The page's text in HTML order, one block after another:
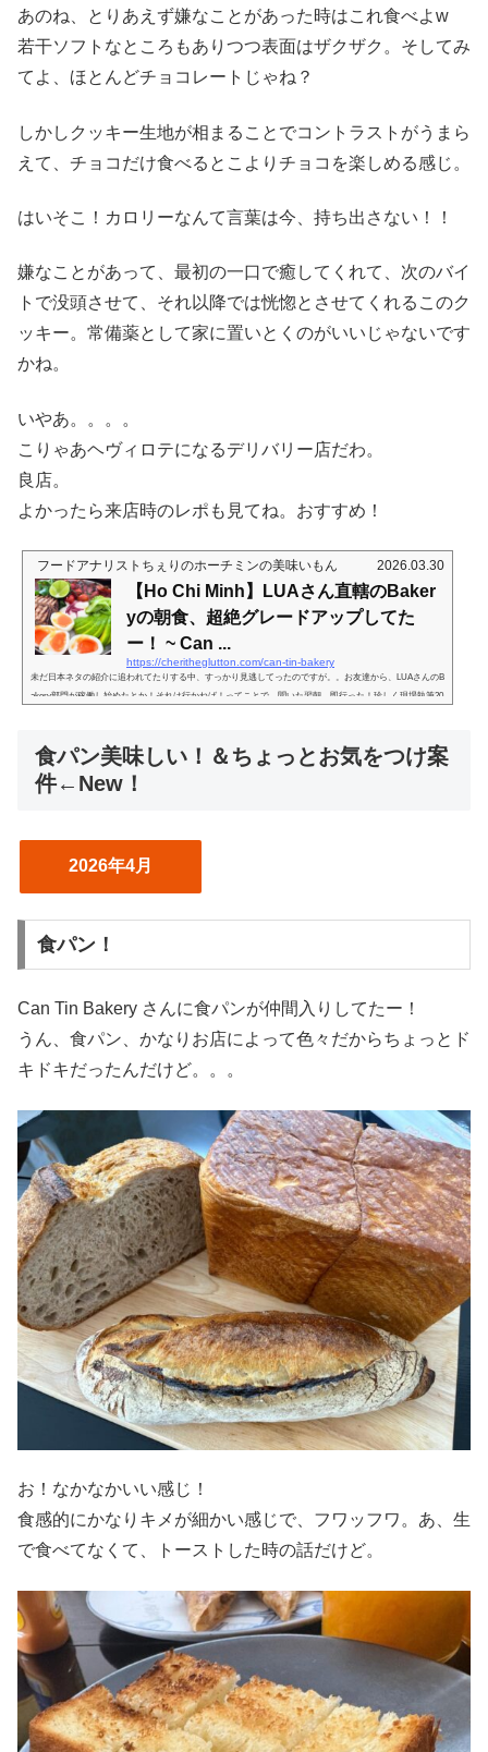
あのね、とりあえず嫌なことがあった時はこれ食べよw
若干ソフトなところもありつつ表面はザクザク。そしてみ
てよ、ほとんどチョコレートじゃね？
しかしクッキー生地が相まることでコントラストがうまら
えて、チョコだけ食べるとこよりチョコを楽しめる感じ。
はいそこ！カロリーなんて言葉は今、持ち出さない！！
嫌なことがあって、最初の一口で癒してくれて、次のバイ
トで没頭させて、それ以降では恍惚とさせてくれるこのク
ッキー。常備薬として家に置いとくのがいいじゃないです
かね。
いやあ。。。。
こりゃあヘヴィロテになるデリバリー店だわ。
良店。
よかったら来店時のレポも見てね。おすすめ！
フードアナリストちぇりのホーチミンの美味いもん 2026.03.30
【Ho Chi Minh】LUAさん直轄のBaker
yの朝食、超絶グレードアップしてた
ー！ ~ Can ...
https://cheritheglutton.com/can-tin-bakery
未だ日本ネタの紹介に追われてたりする中、すっかり見逃してったのですが。。お友達から、LUAさんのB
akery部門が稼働し始めたとか！それは行かねば！ってことで、聞いた翌朝、即行った！珍しく現場執筆20
こちらの門をくぐると右側奥に細い通路がありまして。そこを、どんどん奥に進んでいくとCan Tin baker
y。以前から思ってたけど...
食パン美味しい！＆ちょっとお気をつけ案
件←New！
2026年4月
食パン！
Can Tin Bakery さんに食パンが仲間入りしてたー！
うん、食パン、かなりお店によって色々だからちょっとド
キドキだったんだけど。。。
お！なかなかいい感じ！
食感的にかなりキメが細かい感じで、フワッフワ。あ、生
で食べてなくて、トーストした時の話だけど。